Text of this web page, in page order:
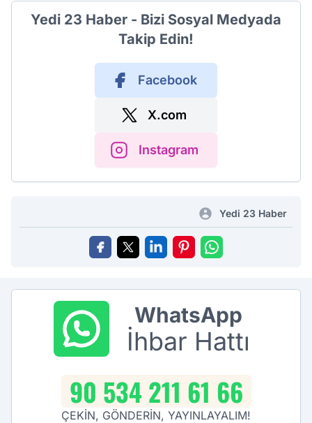
Yedi 23 Haber - Bizi Sosyal Medyada
Takip Edin!
Facebook
X.com
Instagram
Yedi 23 Haber
WhatsApp
İhbar Hattı
90 534 211 61 66
ÇEKİN, GÖNDERİN, YAYINLAYALIM!